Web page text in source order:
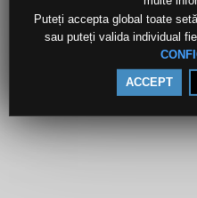
Puteți accepta global toate
sau puteți valida individual
ACCEPT